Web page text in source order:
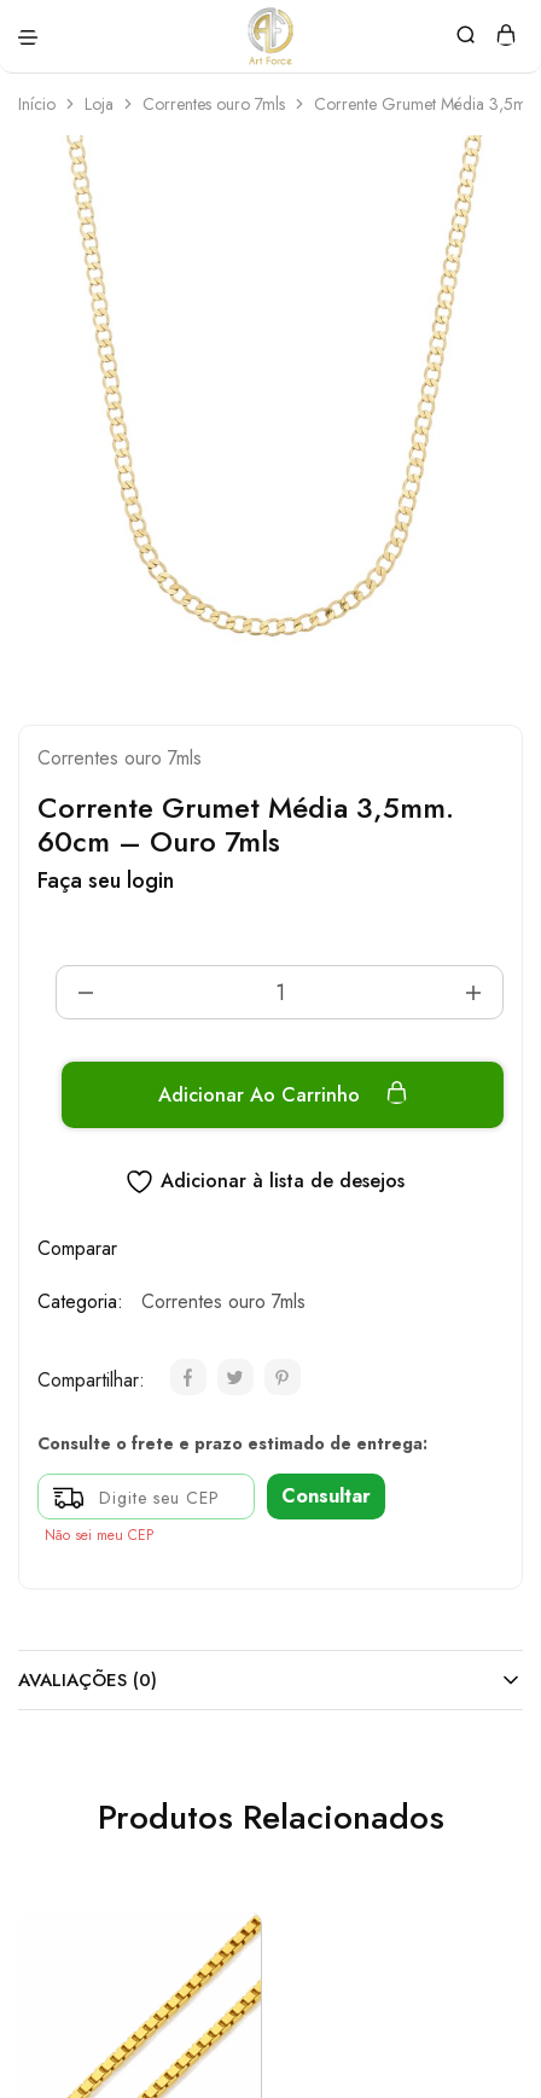
Force
personalizadas
Início Loja Correntes ouro 7mls Corrente Grumet Média
Correntes ouro 7mls
Corrente Grumet Média 3,5mm.
60cm – Ouro 7mls
Faça seu login
Adicionar Ao Carrinho
Adicionar à lista de desejos
Comparar
Categoria:
Correntes ouro 7mls
Compartilhar:
Consulte o frete e prazo estimado de entrega:
Consultar
Não sei meu CEP
AVALIAÇÕES (0)
Produtos Relacionados